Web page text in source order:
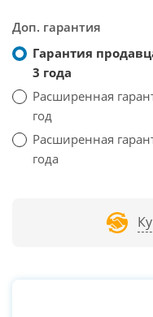
Доп. гарантия
Гарантия
3 года
Расширенная
год
Расширенная
года